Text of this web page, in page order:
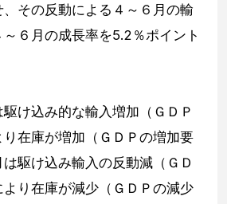
その反動による４～６月の輸
６月の成長率を5.2％ポイント
け込み的な輸入増加（ＧＤＰ
在庫が増加（ＧＤＰの増加要
駆け込み輸入の反動減（ＧＤ
より在庫が減少（ＧＤＰの減少